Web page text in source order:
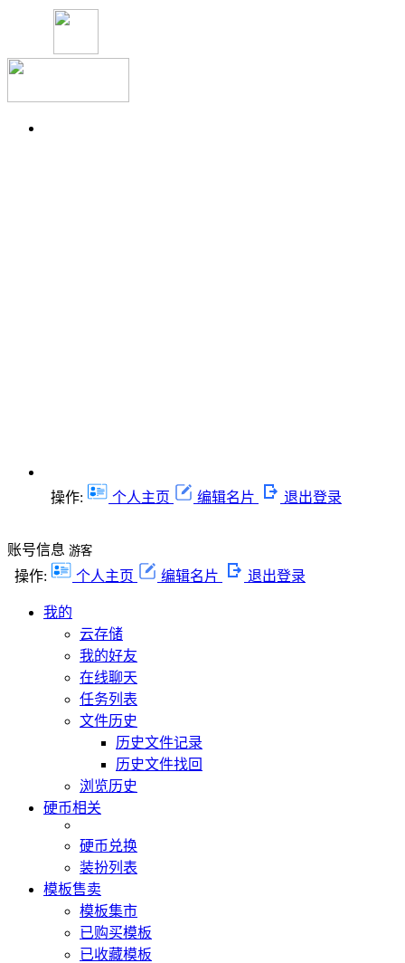
操作: 个人主页 编辑名片 退出登录
账号信息 游客
操作: 个人主页 编辑名片 退出登录
我的
云存储
我的好友
在线聊天
任务列表
文件历史
历史文件记录
历史文件找回
浏览历史
硬币相关
硬币兑换
装扮列表
模板售卖
模板集市
已购买模板
已收藏模板